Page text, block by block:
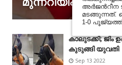
കാലുടക്കി;
കുടുങ്ങി യുവതി
Sep 13 2022
അർജന്‍റീന
1-0